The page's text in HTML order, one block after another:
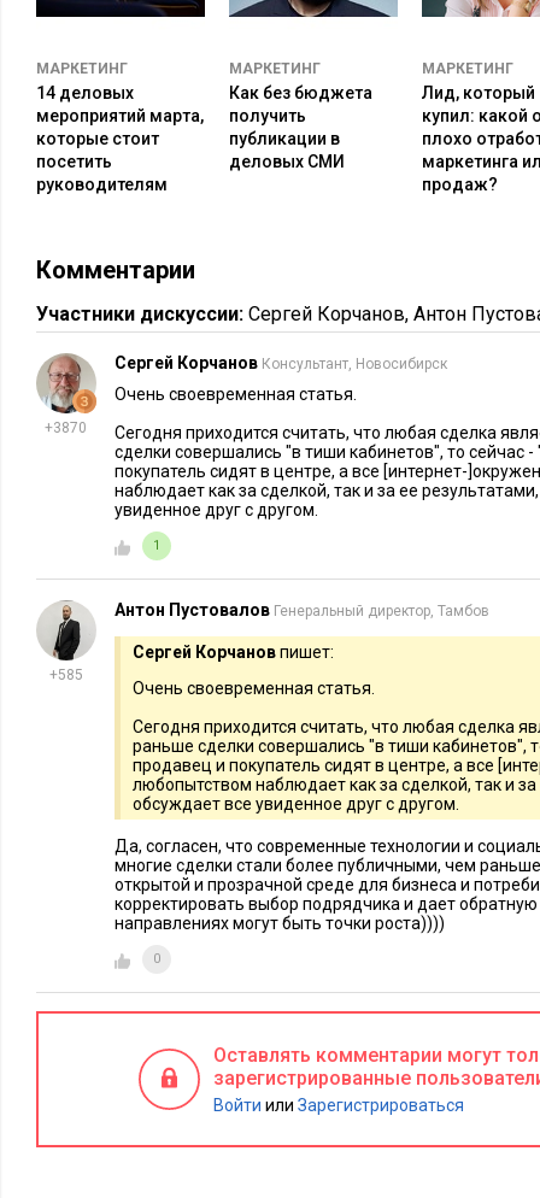
8. ORM – часть маркетинговых
Клиент по-разному знакомится с компанией: зайдя на сайт
на маркетплейсе или купив товар. Важно, чтобы все
объединены одной концепцией и обеспечивали
управления репутацией может исполнять менеджер по
на одну цель. В работе над репутацией не бывает мелочей,
обратной связи пользователей.
Выводы
Как видите, стоит уделять больше внимания ORM-
пользователи своими мнениями влияют на других
покупателей. Если пустить ситуацию на самотек, то
непредсказуемым и не совсем положительным. Ведь
(и дешевле) создать с нуля, чем переделывать из
Также читайте:
МАРКЕТИНГ 17288 0
Антикризисный PR: как отразить
негативную атаку на репутацию
компании
МАРКЕТИНГ
Не
в России
МАРКЕТИНГ
14 деловых
мероприятий марта,
которые стоит
посетить
руководителям
МАРКЕТИНГ
Как без бюджета
получить
публикации в
деловых СМИ
МАРКЕТИНГ
Лид, который
купил: какой
плохо
маркетинга
продаж?
Комментарии
Участники дискуссии: Сергей Корчанов, Антон
+3870
Сергей Корчанов Консультант, Новосибирск
Очень своевременная статья.
Сегодня приходится считать, что любая сделка
сделки совершались "в тиши кабинетов", то сейчас
покупатель сидят в центре, а все [интернет-
наблюдает как за сделкой, так и за ее
увиденное друг с другом.
1
+585
Антон Пустовалов Генеральный директор, Тамбов
Сергей Корчановпишет:
Очень своевременная статья.
Сегодня приходится считать, что любая сделка
раньше сделки совершались "в тиши кабинетов",
продавец и покупатель сидят в центре, а все
любопытством наблюдает как за сделкой, так и
обсуждает все увиденное друг с другом.
Да, согласен, что современные технологии и
многие сделки стали более публичными, чем
открытой и прозрачной среде для бизнеса и
корректировать выбор подрядчика и дает
направлениях могут быть точки роста))))
0
Оставлять комментарии могут
зарегистрированные
Войти или Зарегистрироваться